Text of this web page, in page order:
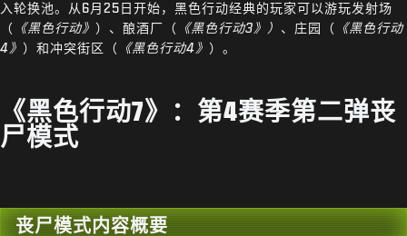
入轮换池。从6月25日开始，黑色行动经典的玩家可以游玩发射场
（ 《黑色行动》 ）、酿酒厂（ 《黑色行动3》） 、庄园（ 《黑色行动
4》 ）和冲突街区（ 《黑色行动4》 ）。
《黑色行动7》：第4赛季第二弹丧
尸模式
丧尸模式内容概要